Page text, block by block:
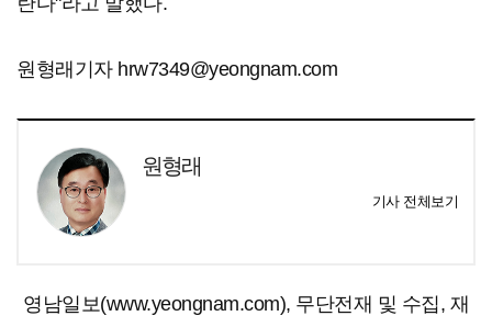
원형래기자 hrw7349@yeongnam.com
원형래
기사 전체보기
영남일보(www.yeongnam.com), 무단전재 및 수집, 재